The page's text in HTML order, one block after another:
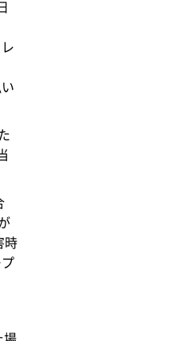
時